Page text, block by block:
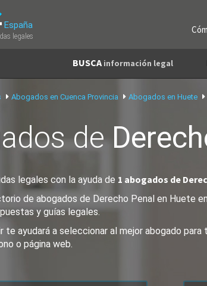
España
legales
BUSCA información legal
Abogados en Cuenca Provincia Abogados en Huete
de
legales con la ayuda de 1 abogados de
de abogados de Derecho Penal en Huete
y guías legales.
te ayudará a seleccionar al mejor abogado
o página web.